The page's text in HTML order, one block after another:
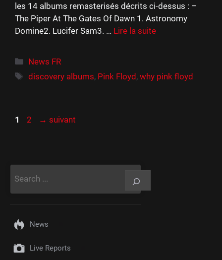
les 14 albums remasterisés décrits ci-dessus : –
The Piper At The Gates Of Dawn 1. Astronomy
Domine2. Lucifer Sam3. … Lire la suite
Catégories
News FR
Étiquettes
discovery albums, Pink Floyd,why pink floyd
Page
1 Page
2 → suivant
News
Live Reports